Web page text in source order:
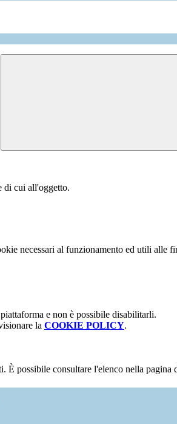
di cui all'oggetto.
necessari al funzionamento ed utili alle
e non è possibile disabilitarli.
la COOKIE POLICY.
È possibile consultare l'elenco nella pagina